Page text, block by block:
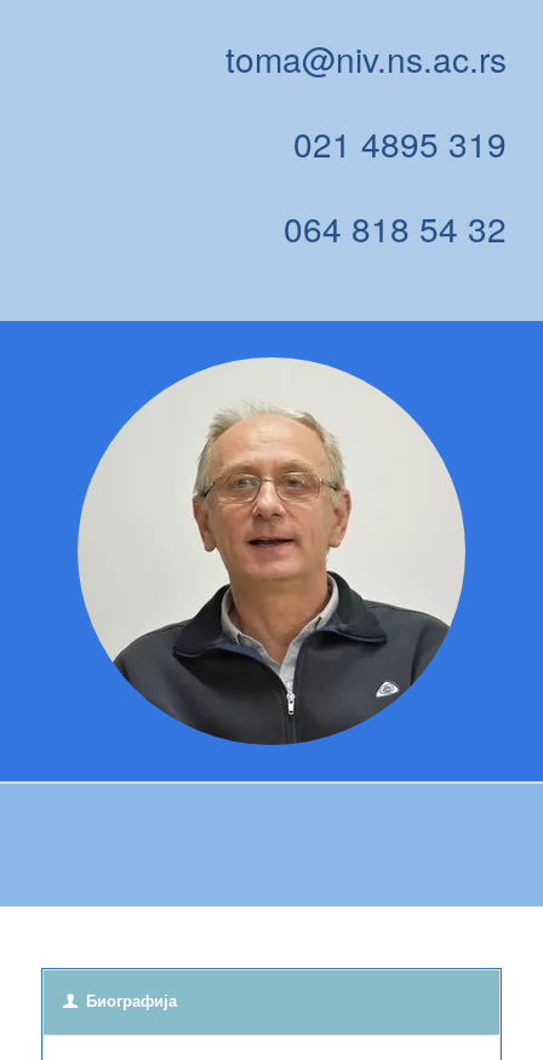
toma@niv.ns.ac.rs
021 4895 319
064 818 54 32
Томислав Барна
Биографија